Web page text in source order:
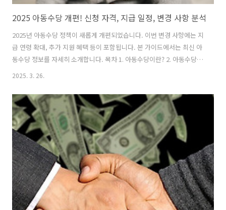
2025 아동수당 개편! 신청 자격, 지급 일정, 변경 사항 분석
2025년 아동수당 정책이 새롭게 개편되었습니다. 이번 변경 사항에는 지
급 연령 확대, 추가 지원 혜택 등이 포함됩니다. 본 가이드에서는 최신 아
동수당 정보를 자세히 소개합니다. 목차 1. 아동수당이란? 2. 아동수당
신청 방법 3. 아동수당 지급 일정 및 금액 4. 지자체별 추가 지원 혜택 5.
동수당의 목적 및 도입 배경아동수당은 양육 가정의 경제적 부담을 덜고
아이들의 건강한 성장을 지원하기 위한 국가 복지제도입니다. 2018년 처
음 도입된 이후, 현재는 모든 아동에게 월 10만 원씩 지급되고 있으며,
2025년..
2025. 3. 26.